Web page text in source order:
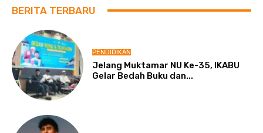
BERITA TERBARU
PENDIDIKAN
Jelang Muktamar NU Ke-35, IKABU
Gelar Bedah Buku dan...